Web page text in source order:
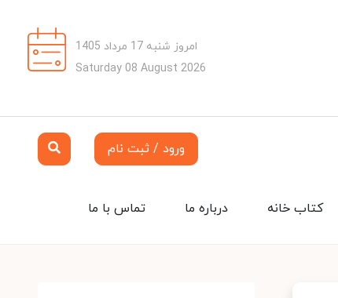
امروز شنبه 17 مرداد 1405
Saturday 08 August 2026
ورود / ثبت نام
تماس با ما درباره ما کتاب خانه